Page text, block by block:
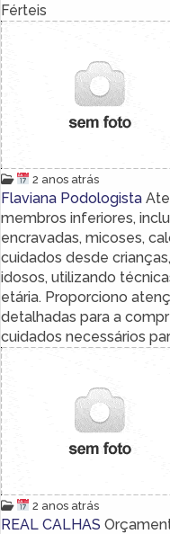
Férteis
2 anos atrás
Flaviana Podologista
membros inferiores,
encravadas, micoses,
cuidados desde
idosos, utilizando
etária. Proporciono
detalhadas para a
cuidados necessários
2 anos atrás
REAL CALHAS